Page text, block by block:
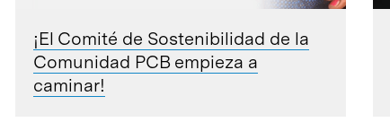
¡El Comité de Sostenibilidad de la
Comunidad PCB empieza a
caminar!